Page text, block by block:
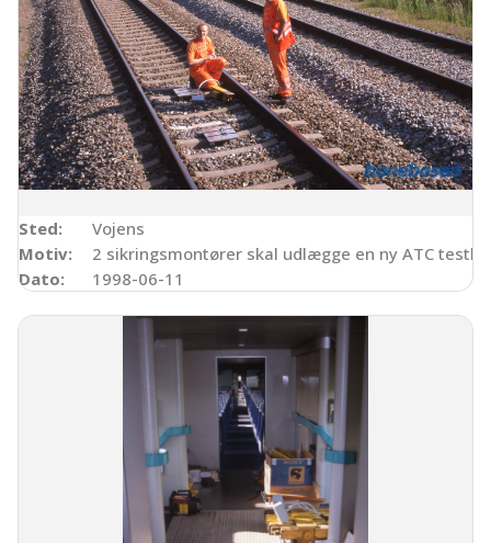
Sted:
Vojens
Motiv:
2 sikringsmontører skal udlægge en ny ATC
Dato:
1998-06-11